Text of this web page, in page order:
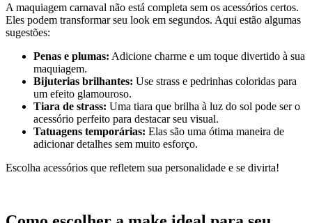
A maquiagem carnaval não está completa sem os acessórios certos.
Eles podem transformar seu look em segundos. Aqui estão algumas
sugestões:
Penas e plumas: Adicione charme e um toque divertido à sua
maquiagem.
Bijuterias brilhantes: Use strass e pedrinhas coloridas para
um efeito glamouroso.
Tiara de strass: Uma tiara que brilha à luz do sol pode ser o
acessório perfeito para destacar seu visual.
Tatuagens temporárias: Elas são uma ótima maneira de
adicionar detalhes sem muito esforço.
Escolha acessórios que refletem sua personalidade e se divirta!